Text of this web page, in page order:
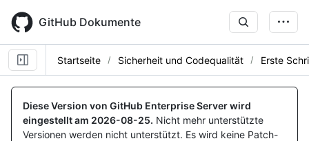
main
content
GitHub Dokumente
Startseite Sicherheit und Codequalität Erste
Diese Version von GitHub Enterprise Server wird
eingestellt am 2026-08-25. Nicht mehr unterstützte
Versionen werden nicht unterstützt. Es wird keine Patch-